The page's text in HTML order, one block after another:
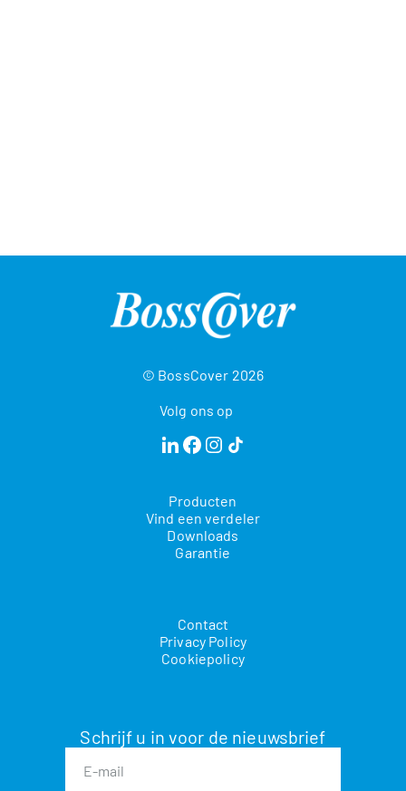
© BossCover 2026
Volg ons op
Producten
Vind een verdeler
Downloads
Garantie
Contact
Privacy Policy
Cookiepolicy
Schrijf u in voor de nieuwsbrief